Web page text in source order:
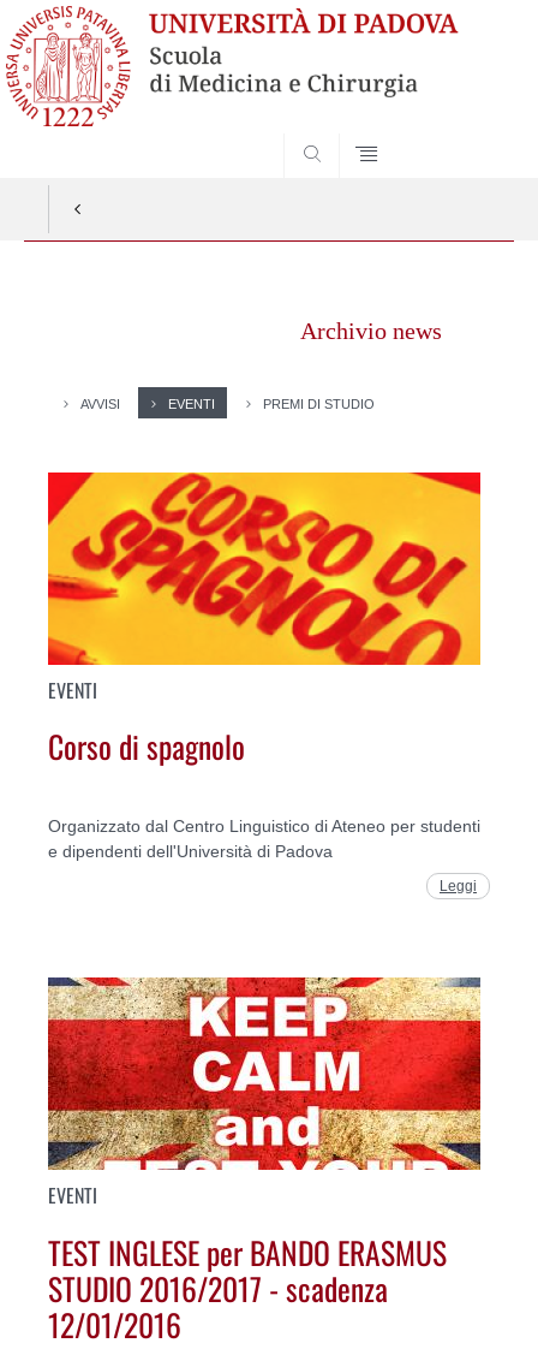
Archivio news
AVVISI EVENTI PREMI DI STUDIO
EVENTI
Corso di spagnolo
Organizzato dal Centro Linguistico di Ateneo per studenti
e dipendenti dell'Università di Padova
Leggi
EVENTI
TEST INGLESE per BANDO ERASMUS
STUDIO 2016/2017 - scadenza
12/01/2016